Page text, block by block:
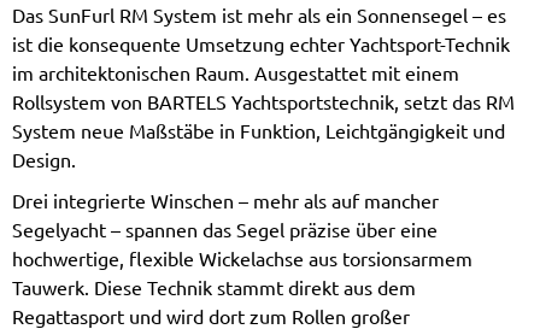
Das SunFurl RM System ist mehr als ein Sonnensegel – es
ist die konsequente Umsetzung echter Yachtsport-Technik
im architektonischen Raum. Ausgestattet mit einem
Rollsystem von BARTELS Yachtsportstechnik, setzt das RM
System neue Maßstäbe in Funktion, Leichtgängigkeit und
Design.
Drei integrierte Winschen – mehr als auf mancher
Segelyacht – spannen das Segel präzise über eine
hochwertige, flexible Wickelachse aus torsionsarmem
Tauwerk. Diese Technik stammt direkt aus dem
Regattasport und wird dort zum Rollen großer